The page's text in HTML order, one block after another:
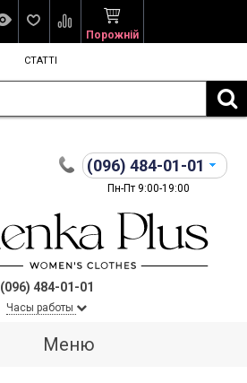
Порожній
СТАТТІ
(096) 484-01-01
Пн-Пт 9:00-19:00
(096) 484-01-01
Часы работы
Меню